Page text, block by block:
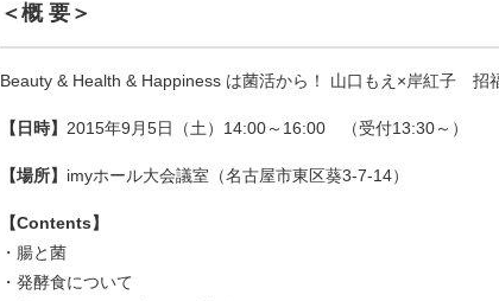
＜概 要＞
Beauty & Health & Happiness は菌活から！ 山口もえ×岸紅子 招
【日時】 2015年9月5日（土）14:00～16:00 （受付13:30～）
【場所】 imyホール大会議室（名古屋市東区葵3-7-14）
【Contents】
・腸と菌
・発酵食について